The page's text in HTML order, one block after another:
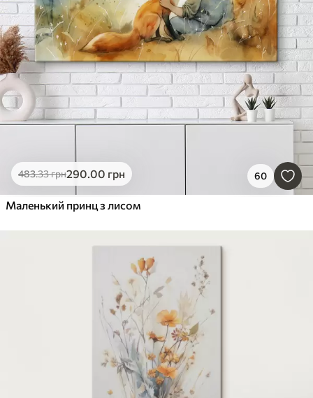
Очистити фільтр
483.33грн290.00 грн 60
Маленький принц з лисом